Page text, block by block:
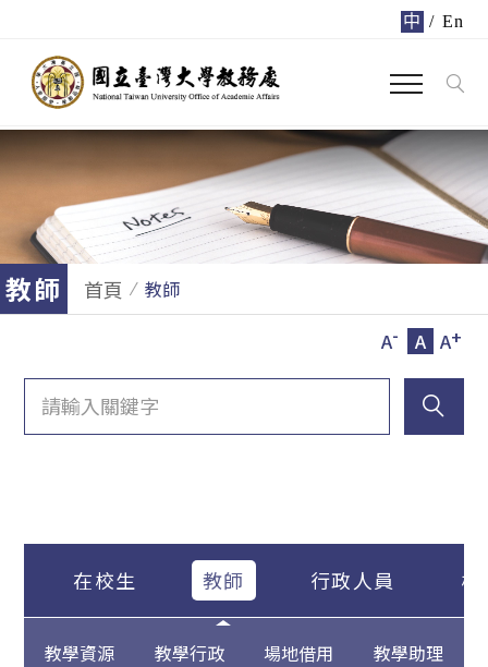
中 / En
教師 首頁
教師
A- A A+
在校生 教師 行政人員 校
教學資源 教學行政 場地借用
教學助理